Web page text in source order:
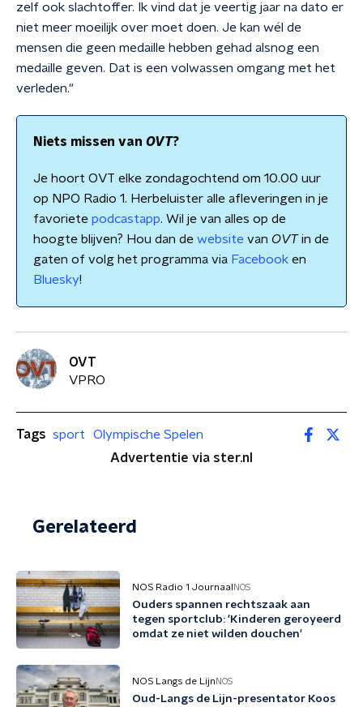
zelf ook slachtoffer. Ik vind dat je veertig jaar na dato er
niet meer moeilijk over moet doen. Je kan wél de
mensen die geen medaille hebben gehad alsnog een
medaille geven. Dat is een volwassen omgang met het
verleden."
Niets missen van OVT?
Je hoort OVT elke zondagochtend om 10.00 uur
op NPO Radio 1. Herbeluister alle afleveringen in je
favoriete podcastapp. Wil je van alles op de
hoogte blijven? Hou dan de website van OVTin de
gaten of volg het programma via Facebook en
Bluesky!
OVT
VPRO
Tags sport
Olympische Spelen
Advertentie via ster.nl
Gerelateerd
NOS Radio 1 Journaal NOS
Ouders spannen rechtszaak aan
tegen sportclub: 'Kinderen geroyeerd
omdat ze niet wilden douchen'
NOS Langs de Lijn NOS
Oud-Langs de Lijn-presentator Koos